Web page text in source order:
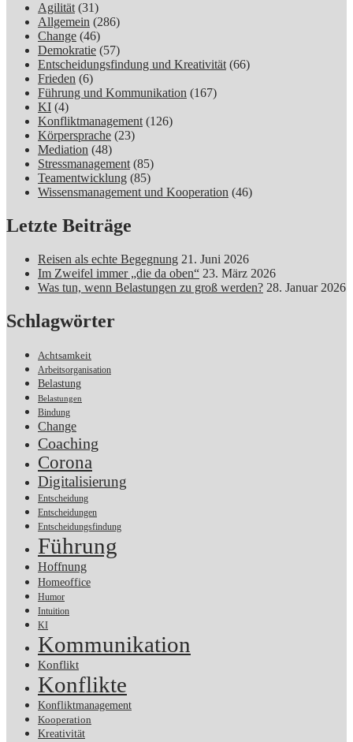
Agilität(31)
Allgemein (286)
Change (46)
Demokratie (57)
Entscheidungsfindung und Kreativität(66)
Frieden (6)
Führung und Kommunikation (167)
KI (4)
Konfliktmanagement(126)
Körpersprache (23)
Mediation (48)
Stressmanagement(85)
Teamentwicklung (85)
Wissensmanagement und Kooperation (46)
Letzte Beiträge
Reisen als echte Begegnung 21. Juni 2026
Im Zweifel immer „die da oben“ 23. März 2026
Was tun, wenn Belastungen zu groß werden? 28. Januar 2026
Schlagwörter
Achtsamkeit
Arbeitsorganisation
Belastung
Belastungen
Bindung
Change
Coaching
Corona
Digitalisierung
Entscheidung
Entscheidungen
Entscheidungsfindung
Führung
Hoffnung
Homeoffice
Humor
Intuition
KI
Kommunikation
Konflikt
Konflikte
Konfliktmanagement
Kooperation
Kreativität